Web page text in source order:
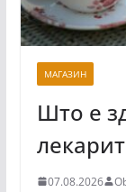
МАГАЗИН
Што е
07.08.2026